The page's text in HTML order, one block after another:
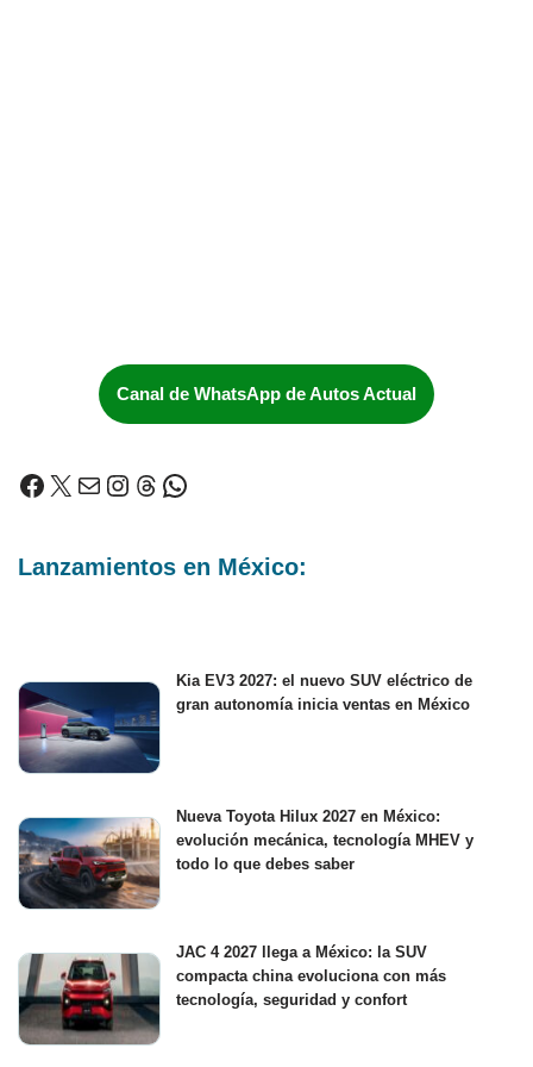
Canal de WhatsApp de Autos Actual
Lanzamientos en México:
Kia EV3 2027: el nuevo SUV eléctrico de
gran autonomía inicia ventas en México
Nueva Toyota Hilux 2027 en México:
evolución mecánica, tecnología MHEV y
todo lo que debes saber
JAC 4 2027 llega a México: la SUV
compacta china evoluciona con más
tecnología, seguridad y confort